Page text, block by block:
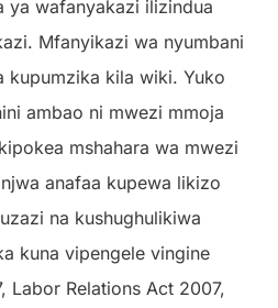
ya wafanyakazi ilizindua
Mfanyikazi wa nyumbani
kupumzika kila wiki. Yuko
ambao ni mwezi mmoja
mshahara wa mwezi
anafaa kupewa likizo
na kushughulikiwa
kuna vipengele vingine
Labor Relations Act 2007,